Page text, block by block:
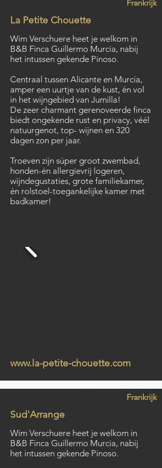
Frankrijk
La Petite Chouette
Wim Verschuere heet je welkom in
B&B Finca Guillermo Murcia, nabij
het intussen gekende Pinoso.
Centraal tussen Alicante en Murcia,
amper een uurtje van de kust, én vol
in het wijngebied van Jumilla!
De zeer charmant gerenoveerde finca
biedt ongekende rust en privacy, véél
natuurgenot, top- wijnen en 320
dagen zon per jaar.
Troeven zijn súper groot zwembad,
honden-én allergievrij logeren,
wijndegustaties, grote familiekamer,
én rolstoel-toegankelijke kamer met
badkamer!
www.la-petite-chouette.com
Frankrijk
Sud'Arrange
Wim Verschuere heet je welkom in
B&B Finca Guillermo Murcia, nabij
het intussen gekende Pinoso.